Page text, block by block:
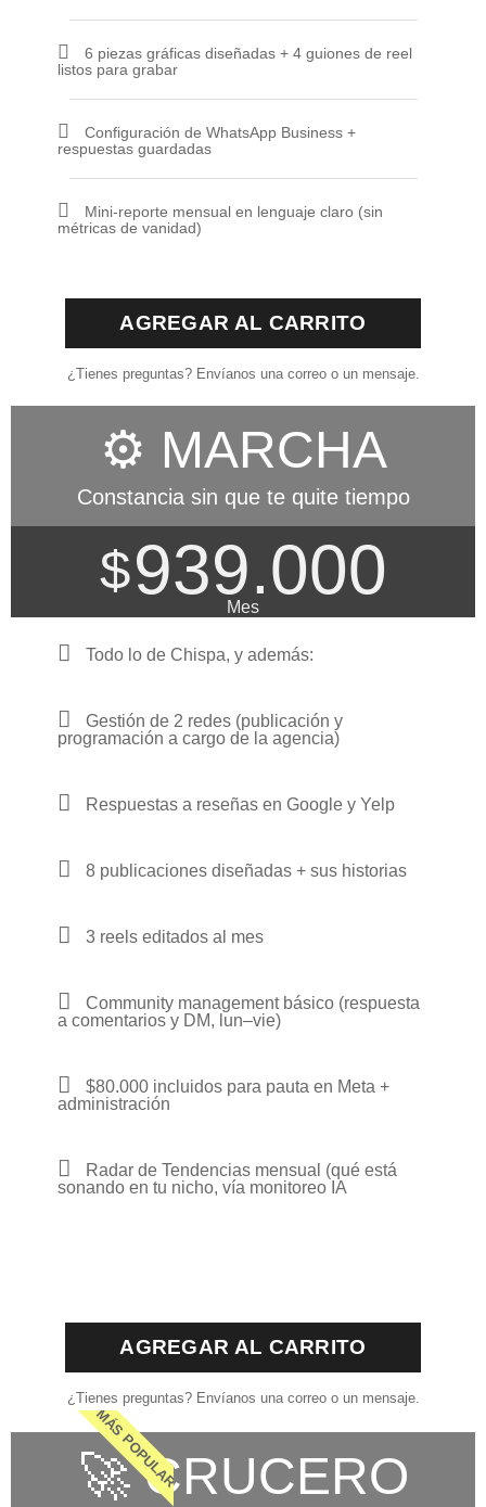
6 piezas gráficas diseñadas + 4 guiones de reel
listos para grabar
Configuración de WhatsApp Business +
respuestas guardadas
Mini-reporte mensual en lenguaje claro (sin
métricas de vanidad)
AGREGAR AL CARRITO
¿Tienes preguntas? Envíanos una correo o un mensaje.
⚙️ MARCHA
Constancia sin que te quite tiempo
$939.000
Mes
Todo lo de Chispa, y además:
Gestión de 2 redes (publicación y
programación a cargo de la agencia)
Respuestas a reseñas en Google y Yelp
8 publicaciones diseñadas + sus historias
3 reels editados al mes
Community management básico (respuesta
a comentarios y DM, lun–vie)
$80.000 incluidos para pauta en Meta +
administración
Radar de Tendencias mensual (qué está
sonando en tu nicho, vía monitoreo IA
AGREGAR AL CARRITO
¿Tienes preguntas? Envíanos una correo o un mensaje.
MÁS POPULAR
🚀 CRUCERO